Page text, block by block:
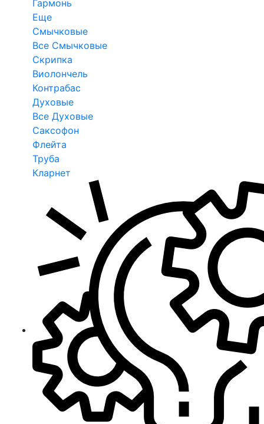
Гармонь
Еще
Смычковые
Все Смычковые
Скрипка
Виолончель
Контрабас
Духовые
Все Духовые
Саксофон
Флейта
Труба
Кларнет